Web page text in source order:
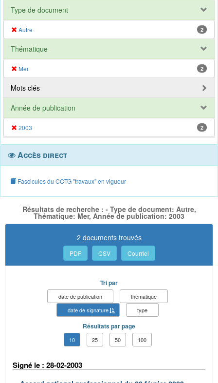
Type de document
Autre 2
Thématique
Mer 2
Mots clés
Année de publication
2003 2
Accès direct
Fascicules du CCTG "travaux" en vigueur
Résultats de recherche : - Type de document: Autre,
Thématique: Mer, Année de publication: 2003
2 documents trouvés
PDF CSV Courriel
Tri par
date de publication
thématique
date de signature
type
Résultats par page
10 25 50 100
Signé le : 28-02-2003